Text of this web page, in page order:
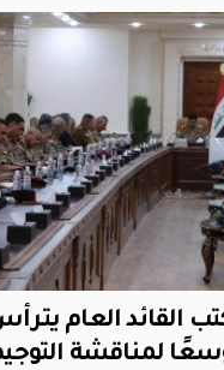
القائد العام
لمناقشة